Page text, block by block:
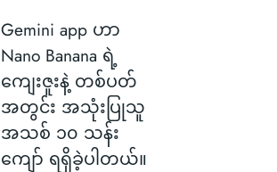
Gemini app ဟာ
Nano Banana ရဲ့
ကျေးဇူးနဲ့ တစ်ပတ်
အတွင်း အသုံးပြုသူ
အသစ် ၁၀ သန်း
ကျော် ရရှိခဲ့ပါတယ်။